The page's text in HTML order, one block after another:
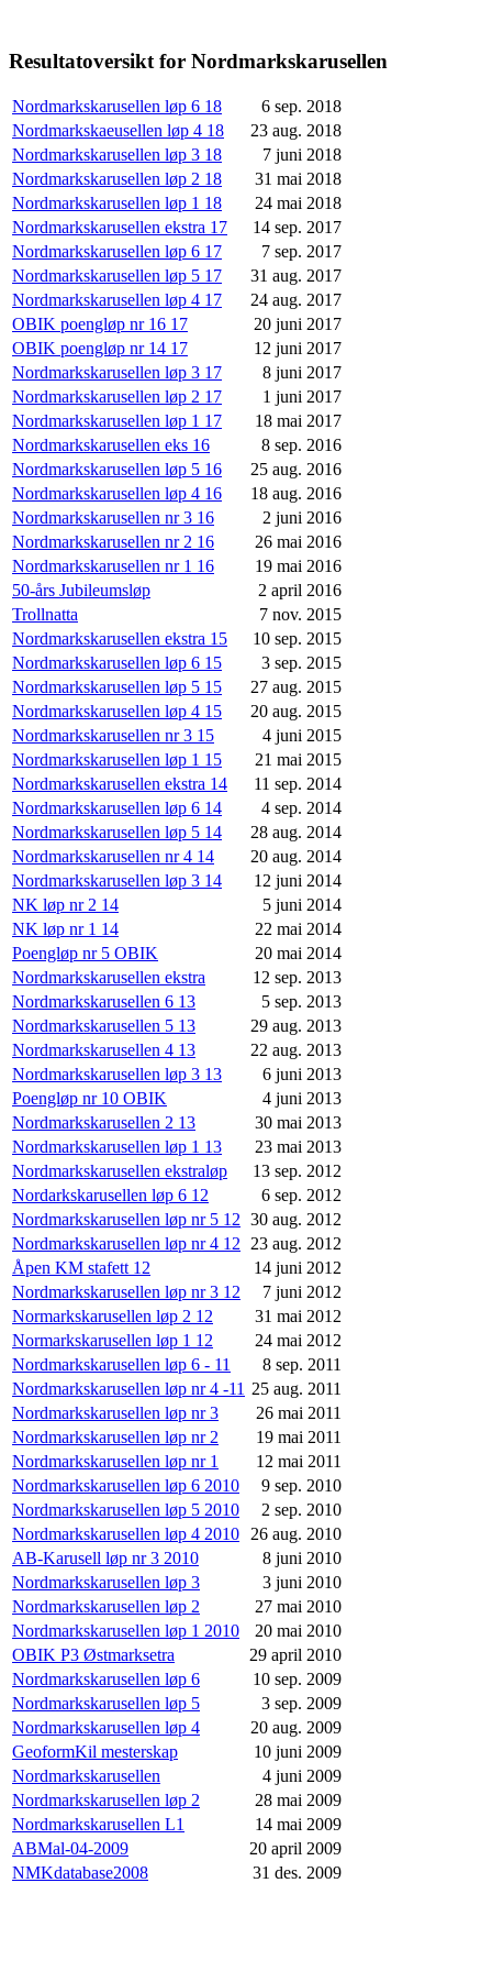
Resultatoversikt for Nordmarkskarusellen
Nordmarkskarusellen løp 6 18
6 sep. 2018
Nordmarkskaeusellen løp 4 18
23 aug. 2018
Nordmarkskarusellen løp 3 18
7 juni 2018
Nordmarkskarusellen løp 2 18
31 mai 2018
Nordmarkskarusellen løp 1 18
24 mai 2018
Nordmarkskarusellen ekstra 17
14 sep. 2017
Nordmarkskarusellen løp 6 17
7 sep. 2017
Nordmarkskarusellen løp 5 17
31 aug. 2017
Nordmarkskarusellen løp 4 17
24 aug. 2017
OBIK poengløp nr 16 17
20 juni 2017
OBIK poengløp nr 14 17
12 juni 2017
Nordmarkskarusellen løp 3 17
8 juni 2017
Nordmarkskarusellen løp 2 17
1 juni 2017
Nordmarkskarusellen løp 1 17
18 mai 2017
Nordmarkskarusellen eks 16
8 sep. 2016
Nordmarkskarusellen løp 5 16
25 aug. 2016
Nordmarkskarusellen løp 4 16
18 aug. 2016
Nordmarkskarusellen nr 3 16
2 juni 2016
Nordmarkskarusellen nr 2 16
26 mai 2016
Nordmarkskarusellen nr 1 16
19 mai 2016
50-års Jubileumsløp
2 april 2016
Trollnatta
7 nov. 2015
Nordmarkskarusellen ekstra 15
10 sep. 2015
Nordmarkskarusellen løp 6 15
3 sep. 2015
Nordmarkskarusellen løp 5 15
27 aug. 2015
Nordmarkskarusellen løp 4 15
20 aug. 2015
Nordmarkskarusellen nr 3 15
4 juni 2015
Nordmarkskarusellen løp 1 15
21 mai 2015
Nordmarkskarusellen ekstra 14
11 sep. 2014
Nordmarkskarusellen løp 6 14
4 sep. 2014
Nordmarkskarusellen løp 5 14
28 aug. 2014
Nordmarkskarusellen nr 4 14
20 aug. 2014
Nordmarkskarusellen løp 3 14
12 juni 2014
NK løp nr 2 14
5 juni 2014
NK løp nr 1 14
22 mai 2014
Poengløp nr 5 OBIK
20 mai 2014
Nordmarkskarusellen ekstra
12 sep. 2013
Nordmarkskarusellen 6 13
5 sep. 2013
Nordmarkskarusellen 5 13
29 aug. 2013
Nordmarkskarusellen 4 13
22 aug. 2013
Nordmarkskarusellen løp 3 13
6 juni 2013
Poengløp nr 10 OBIK
4 juni 2013
Nordmarkskarusellen 2 13
30 mai 2013
Nordmarkskarusellen løp 1 13
23 mai 2013
Nordmarkskarusellen ekstraløp
13 sep. 2012
Nordarkskarusellen løp 6 12
6 sep. 2012
Nordmarkskarusellen løp nr 5 12 30 aug. 2012
Nordmarkskarusellen løp nr 4 12 23 aug. 2012
Åpen KM stafett 12
14 juni 2012
Nordmarkskarusellen løp nr 3 12
7 juni 2012
Normarkskarusellen løp 2 12
31 mai 2012
Normarkskarusellen løp 1 12
24 mai 2012
Nordmarkskarusellen løp 6 - 11
8 sep. 2011
Nordmarkskarusellen løp nr 4 -11 25 aug. 2011
Nordmarkskarusellen løp nr 3
26 mai 2011
Nordmarkskarusellen løp nr 2
19 mai 2011
Nordmarkskarusellen løp nr 1
12 mai 2011
Nordmarkskarusellen løp 6 2010
9 sep. 2010
Nordmarkskarusellen løp 5 2010
2 sep. 2010
Nordmarkskarusellen løp 4 2010 26 aug. 2010
AB-Karusell løp nr 3 2010
8 juni 2010
Nordmarkskarusellen løp 3
3 juni 2010
Nordmarkskarusellen løp 2
27 mai 2010
Nordmarkskarusellen løp 1 2010
20 mai 2010
OBIK P3 Østmarksetra
29 april 2010
Nordmarkskarusellen løp 6
10 sep. 2009
Nordmarkskarusellen løp 5
3 sep. 2009
Nordmarkskarusellen løp 4
20 aug. 2009
GeoformKil mesterskap
10 juni 2009
Nordmarkskarusellen
4 juni 2009
Nordmarkskarusellen løp 2
28 mai 2009
Nordmarkskarusellen L1
14 mai 2009
ABMal-04-2009
20 april 2009
NMKdatabase2008
31 des. 2009